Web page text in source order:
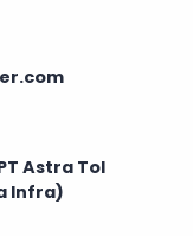
Astra Tol
Infra)